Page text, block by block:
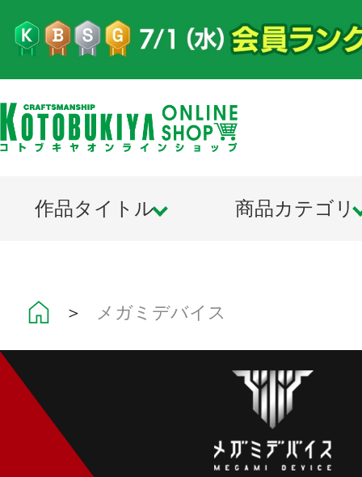
作品タイトル 商品カテゴリ
＞ メガミデバイス